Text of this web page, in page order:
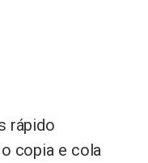
rápido
copia e cola